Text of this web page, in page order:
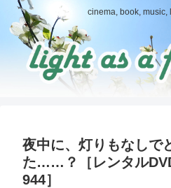
cinema, book, music,
夜中に、灯りもなしで
た……？［レンタル
944］